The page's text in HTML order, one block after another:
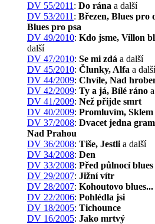
DV 55/2011 : Do rána a další
DV 53/2011 : Březen, Blues pro
Blues pro psa
DV 49/2010: Kdo jsme, Villon
další
DV 47/2010: Se mi zdá a další
DV 45/2010: Člunky, Alfa a další
DV 44/2009: Chvíle, Nad
DV 42/2009: Ty a já, Bílé ráno
DV 41/2009: Než přijde smrt
DV 40/2009: Promluvím, Sklem
DV 37/2008: Dvacet jedna
Nad Prahou
DV 36/2008: Tiše, Jestli a další
DV 34/2008: Den
DV 33/2008: Před půlnocí blues
DV 29/2007: Jižní vítr
DV 28/2007: Kohoutovo blues...
DV 22/2006: Pohlédla jsi
DV 18/2005: Tichounce
DV 16/2005: Jako mrtvý